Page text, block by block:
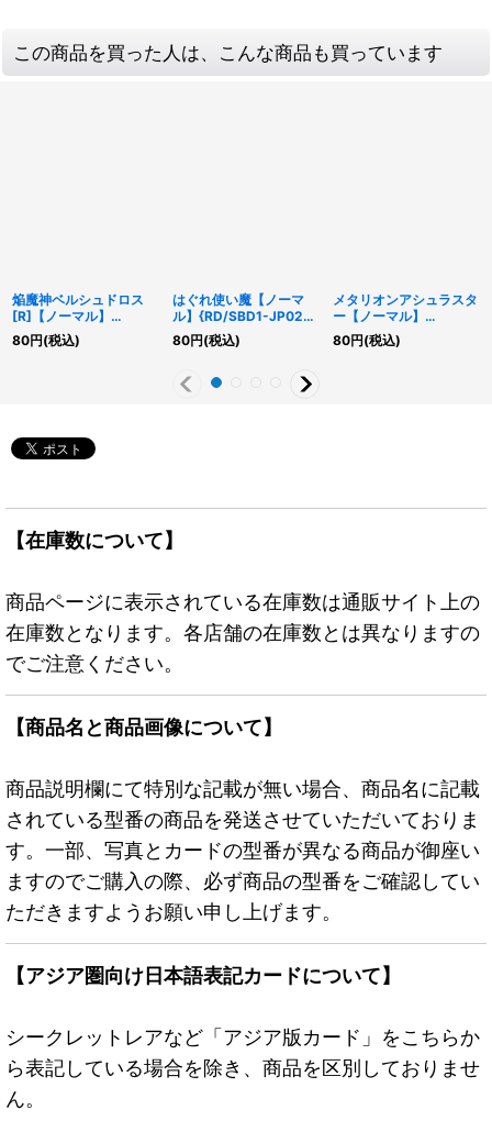
この商品を買った人は、こんな商品も買っています
焔魔神ベルシュドロス
[R]【ノーマル】
{RD/ORP1-JP012}
《RDモンスター》
80円(税込)
はぐれ使い魔【ノーマ
ル】{RD/SBD1-JP022}
《RDモンスター》
80円(税込)
メタリオンアシュラスタ
ー【ノーマル】
{RD/LGP2-JP020}
《RDフュージョン》
80円(税込)
【在庫数について】
商品ページに表示されている在庫数は通販サイト上の
在庫数となります。各店舗の在庫数とは異なりますの
でご注意ください。
【商品名と商品画像について】
商品説明欄にて特別な記載が無い場合、商品名に記載
されている型番の商品を発送させていただいておりま
す。一部、写真とカードの型番が異なる商品が御座い
ますのでご購入の際、必ず商品の型番をご確認してい
ただきますようお願い申し上げます。
【アジア圏向け日本語表記カードについて】
シークレットレアなど「アジア版カード」をこちらか
ら表記している場合を除き、商品を区別しておりませ
ん。